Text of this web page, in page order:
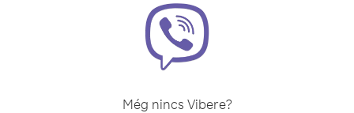
Még nincs Vibere?